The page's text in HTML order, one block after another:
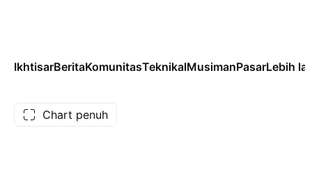
IkhtisarBeritaKomunitasTeknikalMusimanPasarLebih
Chart penuh